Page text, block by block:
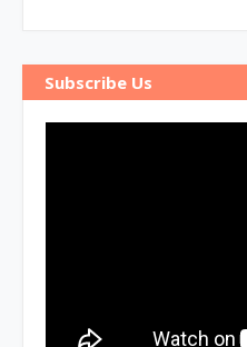
Subscribe Us